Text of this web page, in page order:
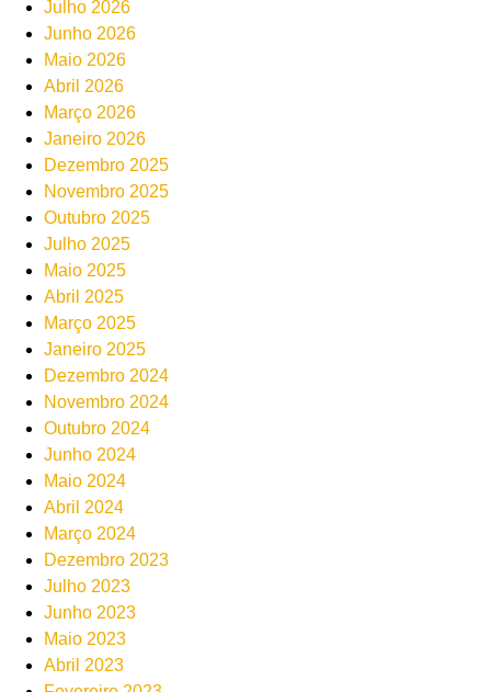
Julho 2026
Junho 2026
Maio 2026
Abril 2026
Março 2026
Janeiro 2026
Dezembro 2025
Novembro 2025
Outubro 2025
Julho 2025
Maio 2025
Abril 2025
Março 2025
Janeiro 2025
Dezembro 2024
Novembro 2024
Outubro 2024
Junho 2024
Maio 2024
Abril 2024
Março 2024
Dezembro 2023
Julho 2023
Junho 2023
Maio 2023
Abril 2023